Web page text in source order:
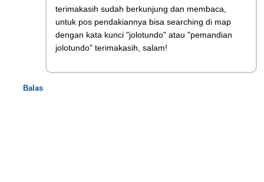
terimakasih sudah berkunjung dan membaca,
untuk pos pendakiannya bisa searching di map
dengan kata kunci "jolotundo" atau "pemandian
jolotundo" terimakasih, salam!
Balas